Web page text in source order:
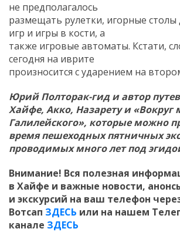
не предполагалось
размещать рулетки, игорные столы
игр и игры в кости, а
также игровые автоматы. Кстати,
сегодня на иврите
произносится с ударением на
Юрий Полторак-гид и автор
Хайфе, Акко, Назарету и «Вокруг
Галилейского», которые можно
время пешеходных пятничных
проводимых много лет под
Внимание! Вся полезная
в Хайфе и важные новости,
и экскурсий на ваш телефон
Вотсап ЗДЕСЬ или на нашем
канале ЗДЕСЬ